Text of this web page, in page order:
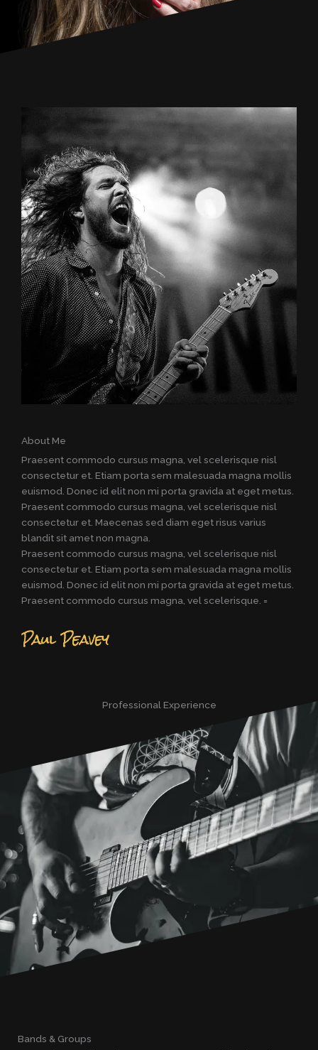
About Me
Praesent commodo cursus magna, vel scelerisque nisl
consectetur et. Etiam porta sem malesuada magna mollis
euismod. Donec id elit non mi porta gravida at eget metus.
Praesent commodo cursus magna, vel scelerisque nisl
consectetur et. Maecenas sed diam eget risus varius
blandit sit amet non magna.
Praesent commodo cursus magna, vel scelerisque nisl
consectetur et. Etiam porta sem malesuada magna mollis
euismod. Donec id elit non mi porta gravida at eget metus.
Praesent commodo cursus magna, vel scelerisque. =
Professional Experience
Bands & Groups